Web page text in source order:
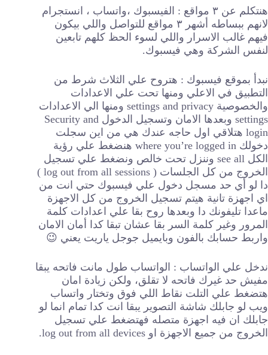
هنتكلم عن ٣ مواقع : الفيسبوك ،واتساب ، انستجرام
لانهم ببساطه أشهر ٣ مواقع للتواصل واللي بيكون
فيهم غالب الاسرار واللي لسوء الحظ كلهم تابعين
لنفس الشركة وهي فيسبوك.
نبدأ بموقع فيسبوك : هتروح علي الثلاث شرط من
التطبيق في الاعلي ومنها تحت علي الاعدادات
والخصوصية settings and privacy ومنها الي الاعدادات
settings وبعدها الامان وتسجيل الدخول Security and
login هتلاقي اول حاجه عندك هي من اين سجلت
دخولك where you’re logged in هنضغط علي رؤية
الكل see all وننزل تحت خالص ونضغط علي تسجيل
الخروج من كل الجلسات ( log out from all sessions )
دا لو أي حد مسجل دخول علي فيسبوك حتي انت من
اي اجهزة تانية هيتم تسجيل الخروج من كل الاجهزة
ماعدا تليفونك دا وبعدها روح بقا علي اعدادات كلمة
المرور وغير كلمة السر بقا عشان تبقا كدا أمان الامان
واربط حسابك بالفون وبايميل جوجل ياريت يعني 😉
ندخل علي الواتساب : الواتساب طول مانت فاتحه يبقا
مفيش حد غيرك فاتحه لا تقلق، ولكن زيادة امان
هتضغط علي التلت نقاط اللي فوق وتختار واتساب
ويب لو جابلك شاشة التصوير يبقا انت كدا تمام انما لو
جابلك ان فيه اجهزة متصله فهتضغط علي تسجيل
الخروج من جميع الاجهزة او log out from all devices.